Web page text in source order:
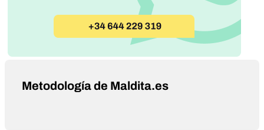
Metodología de Maldita.es